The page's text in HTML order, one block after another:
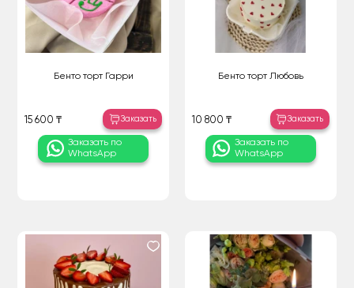
Бенто торт Гарри
15 600 ₸ Заказать
Заказать по
WhatsApp
Бенто торт Любовь
10 800 ₸ Заказать
Заказать по
WhatsApp